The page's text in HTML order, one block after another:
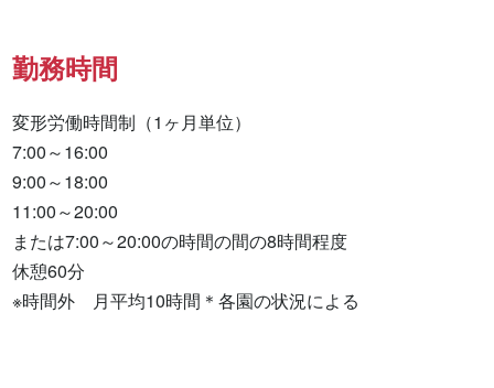
勤務時間
変形労働時間制（1ヶ月単位）
7:00～16:00
9:00～18:00
11:00～20:00
または7:00～20:00の時間の間の8時間程度
休憩60分
※時間外　月平均10時間＊各園の状況による